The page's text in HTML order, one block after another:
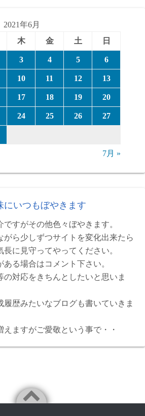
2021年6月
木 金 土 日
3 4 5 6
10 11 12 13
17 18 19 20
24 25 26 27
7月 »
にいつもぼやきます
ですがその他色々ぼやきます。
がら少しずつサイトを変化出来たら
に見守ってやってください。
る場合はコメント下さい。
の対応をきちんとしたいと思いま
履歴みたいなブログも書いていきま
ますがご愛敬という事で・・